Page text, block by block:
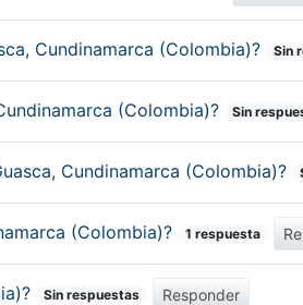
Cundinamarca (Colombia)? Sin
(Colombia)? Sin
Cundinamarca (Colombia)?
(Colombia)? 1 respuesta
Sin respuestas Responder